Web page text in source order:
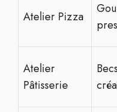
Atelier Pizza
Atelier
Pâtisserie